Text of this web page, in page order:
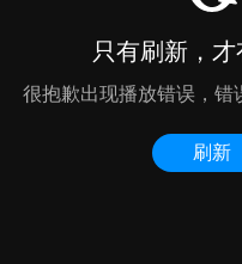
只有刷新，才
很抱歉出现播放错误，错
刷新